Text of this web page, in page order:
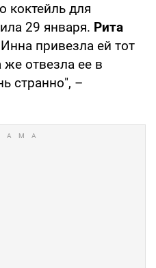
коктейль для
29 января. Рита
Инна привезла ей тот
отвезла ее в
странно", –